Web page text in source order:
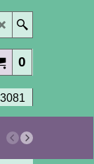
0
Workshops en